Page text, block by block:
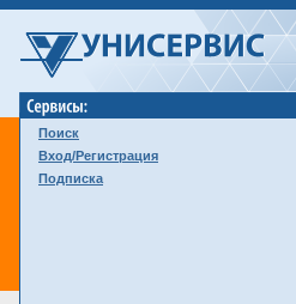
Поиск
Вход/Регистрация
Подписка